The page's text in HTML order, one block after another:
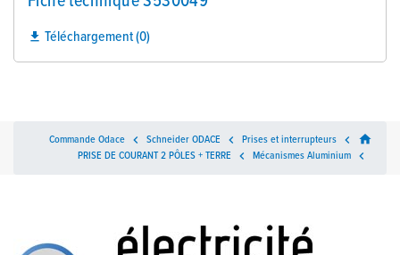
 Téléchargement (0)
home

Prises et interrupteurs

Schneider ODACE

Commande Odace

Mécanismes Aluminium

PRISE DE COURANT 2 PÔLES + TERRE